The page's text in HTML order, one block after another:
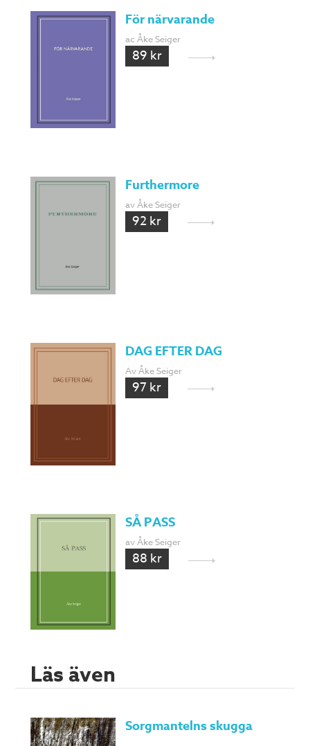
För närvarande
ac Åke Seiger
89 kr
Furthermore
av Åke Seiger
92 kr
DAG EFTER DAG
Av Åke Seiger
97 kr
SÅ PASS
av Åke Seiger
88 kr
Läs även
Sorgmantelns skugga